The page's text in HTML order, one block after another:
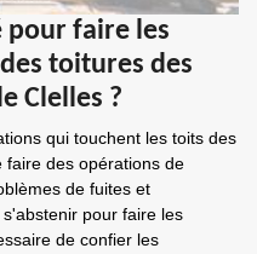
pour faire les
toitures des
Clelles ?
qui touchent les toits des
faire des opérations de
de fuites et
pour faire les
de confier les